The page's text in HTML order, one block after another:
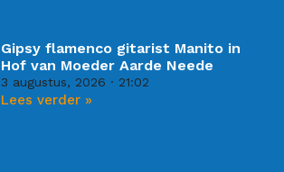
Gipsy flamenco gitarist Manito in
Hof van Moeder Aarde Neede
3 augustus, 2026 21:02
Lees verder »